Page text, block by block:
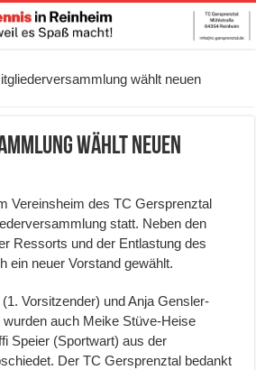
wählt neuen
wählt neuen
Vereinsheim des TC Gersprenztal
statt. Neben den
Ressorts und der Entlastung des
ein neuer Vorstand gewählt.
Vorsitzender) und Anja Gensler-
auch Meike Stüve-Heise
Speier (Sportwart) aus der
Der TC Gersprenztal bedankt